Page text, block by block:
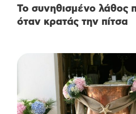
Το συνηθισμένο λάθος
όταν κρατάς την πίτσα